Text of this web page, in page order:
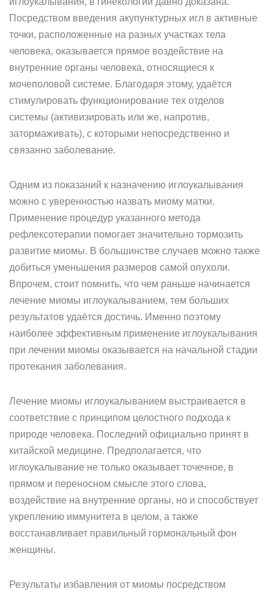
Посредством введения акупунктурных игл в активные
точки, расположенные на разных участках тела
человека, оказывается прямое воздействие на
внутренние органы человека, относящиеся к
мочеполовой системе. Благодаря этому, удаётся
стимулировать функционирование тех отделов
системы (активизировать или же, напротив,
затормаживать), с которыми непосредственно и
связанно заболевание.
Одним из показаний к назначению иглоукалывания
можно с уверенностью назвать миому матки.
Применение процедур указанного метода
рефлексотерапии помогает значительно тормозить
развитие миомы. В большинстве случаев можно также
добиться уменьшения размеров самой опухоли.
Впрочем, стоит помнить, что чем раньше начинается
лечение миомы иглоукалыванием, тем больших
результатов удаётся достичь. Именно поэтому
наиболее эффективным применение иглоукалывания
при лечении миомы оказывается на начальной стадии
протекания заболевания.
Лечение миомы иглоукалыванием выстраивается в
соответствие с принципом целостного подхода к
природе человека. Последний официально принят в
китайской медицине. Предполагается, что
иглоукалывание не только оказывает точечное, в
прямом и переносном смысле этого слова,
воздействие на внутренние органы, но и способствует
укреплению иммунитета в целом, а также
восстанавливает правильный гормональный фон
женщины.
Результаты избавления от миомы посредством